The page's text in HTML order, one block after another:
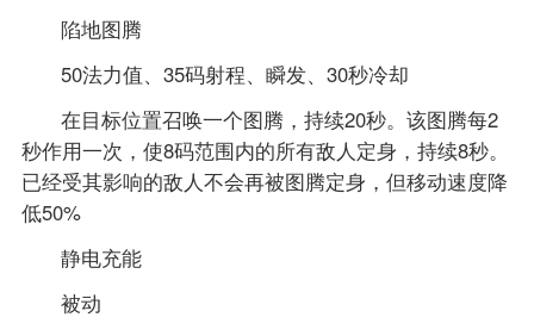
陷地图腾
50法力值、35码射程、瞬发、30秒冷却
在目标位置召唤一个图腾，持续20秒。该图腾每2
秒作用一次，使8码范围内的所有敌人定身，持续8秒。
已经受其影响的敌人不会再被图腾定身，但移动速度降
低50%
静电充能
被动